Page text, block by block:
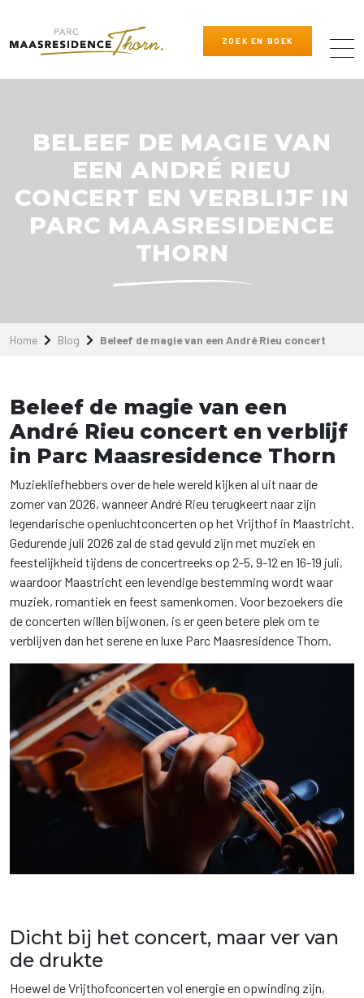
ZOEK EN BOEK
BELEEF DE MAGIE VAN
EEN ANDRÉ RIEU
CONCERT EN VERBLIJF IN
PARC MAASRESIDENCE
THORN
Home Blog Beleef de magie van een André Rieu concert
Beleef de magie van een
André Rieu concert en verblijf
in Parc Maasresidence Thorn
Muziekliefhebbers over de hele wereld kijken al uit naar de
zomer van 2026, wanneer André Rieu terugkeert naar zijn
legendarische openluchtconcerten op het Vrijthof in Maastricht.
Gedurende juli 2026 zal de stad gevuld zijn met muziek en
feestelijkheid tijdens de concertreeks op 2-5, 9-12 en 16-19 juli,
waardoor Maastricht een levendige bestemming wordt waar
muziek, romantiek en feest samenkomen. Voor bezoekers die
de concerten willen bijwonen, is er geen betere plek om te
verblijven dan het serene en luxe Parc Maasresidence Thorn.
Dicht bij het concert, maar ver van
de drukte
Hoewel de Vrijthofconcerten vol energie en opwinding zijn,